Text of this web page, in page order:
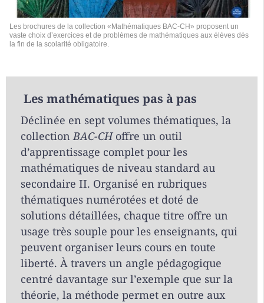
Les brochures de la collection «Mathématiques BAC-CH» proposent un
vaste choix d’exercices et de problèmes de mathématiques aux élèves dès
la fin de la scolarité obligatoire.
Les mathématiques pas à pas
Déclinée en sept volumes thématiques, la
collectionBAC-CHoffre un outil
d’apprentissage complet pour les
mathématiques de niveau standard au
secondaire II. Organisé en rubriques
thématiques numérotées et doté de
solutions détaillées, chaque titre offre un
usage très souple pour les enseignants, qui
peuvent organiser leurs cours en toute
liberté. À travers un angle pédagogique
centré davantage sur l’exemple que sur la
théorie, la méthode permet en outre aux